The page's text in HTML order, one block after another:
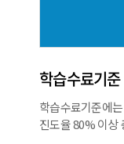
학습수료기준
학습수료기준에
진도율 80% 이상